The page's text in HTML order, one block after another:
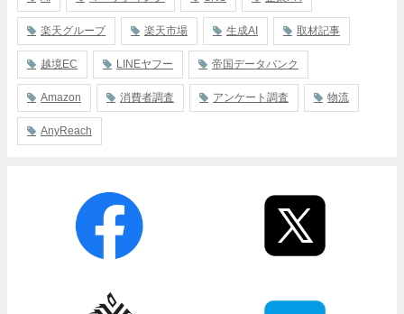
楽天グループ 楽天市場 生成AI 取材記事
越境EC LINEヤフー 帝国データバンク
Amazon 消費者調査 アンケート調査 物流
AnyReach